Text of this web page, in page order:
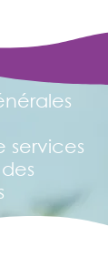
services